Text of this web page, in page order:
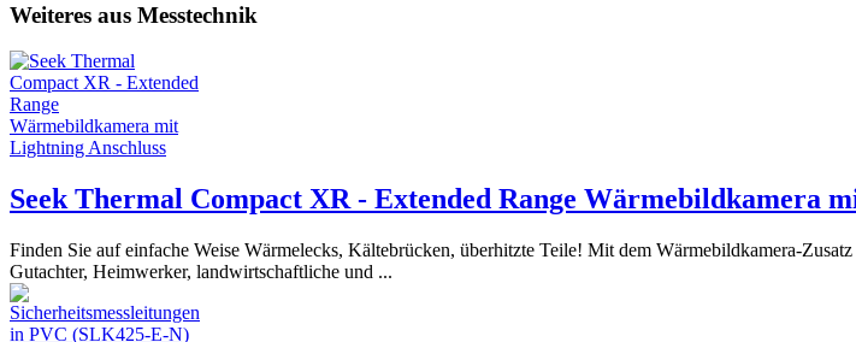
Weiteres aus Messtechnik
Seek Thermal Compact XR - Extended Range Wärmebildkamera
Finden Sie auf einfache Weise Wärmelecks, Kältebrücken, überhitzte Teile! Mit dem Wärmebildkamera-
Gutachter, Heimwerker, landwirtschaftliche und ...